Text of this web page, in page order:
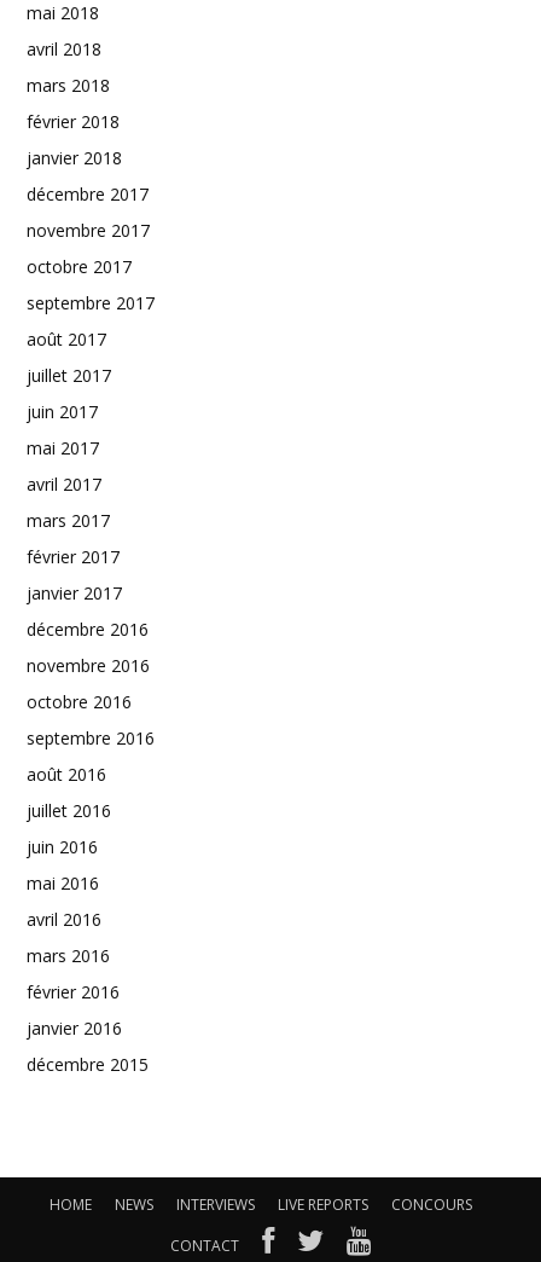
mai 2018
avril 2018
mars 2018
février 2018
janvier 2018
décembre 2017
novembre 2017
octobre 2017
septembre 2017
août 2017
juillet 2017
juin 2017
mai 2017
avril 2017
mars 2017
février 2017
janvier 2017
décembre 2016
novembre 2016
octobre 2016
septembre 2016
août 2016
juillet 2016
juin 2016
mai 2016
avril 2016
mars 2016
février 2016
janvier 2016
décembre 2015
HOME NEWS INTERVIEWS LIVE REPORTS
CONCOURS
CONTACT